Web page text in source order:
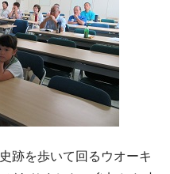
跡を歩いて回るウオーキ